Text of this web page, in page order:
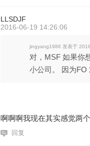
LLSDJF
2016-06-19 14:26:06
jingyang1986 发表于
对，MSF 如果你
小公司。 因为FO
啊啊啊我现在其实感觉两
回复